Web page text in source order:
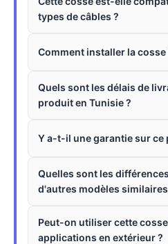
types de câbles ?
Comment installer la
Quels sont les délais de
produit en Tunisie ?
Y a-t-il une garantie sur ce
Quelles sont les
d'autres modèles similaires
Peut-on utiliser cette
applications en extérieur ?